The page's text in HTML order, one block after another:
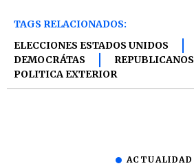
TAGS RELACIONADOS:
ELECCIONES ESTADOS UNIDOS
DEMOCRÁTAS
REPUBLICANOS
POLITICA EXTERIOR
ACTUALIDAD